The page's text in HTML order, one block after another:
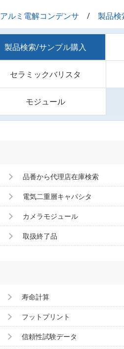
アルミ電解コンデンサ 製品検
製品検索/サンプル購入
セラミックバリスタ
モジュール
品番から代理店在庫検索
電気二重層キャパシタ
カメラモジュール
取扱終了品
寿命計算
フットプリント
信頼性試験データ